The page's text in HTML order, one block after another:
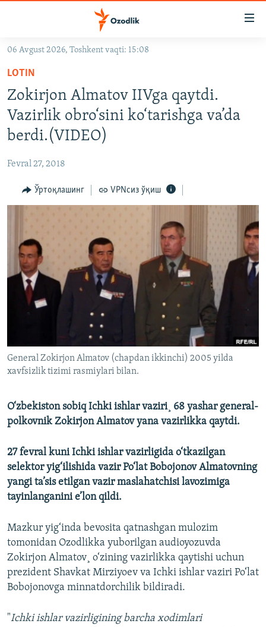
Асосий
навигацияга
ўтинг
Қидиришга
ўтинг
OZODVIDEO
OZODARXIV
На русском
ИЖТИМОИЙ ТАРМОҚЛАР
Озодлик бошқа тилларда
06 Avgust 2026, Toshkent vaqti: 15:08
LOTIN
Zokirjon Almatov IIVga qaytdi.
Vazirlik obro‘sini ko‘tarishga va’da
berdi.(VIDEO)
Fevral 27, 2018
Ўртоқлашинг VPNсиз ўқиш
General Zokirjon Almatov (chapdan ikkinchi) 2005 yilda
xavfsizlik tizimi rasmiylari bilan.
O‘zbekiston sobiq Ichki ishlar vaziri¸ 68 yashar general-
polkovnik Zokirjon Almatov yana vazirlikka qaytdi.
27 fevral kuni Ichki ishlar vazirligida o‘tkazilgan
selektor yig‘ilishida vazir Po‘lat Bobojonov Almatovning
yangi ta’sis etilgan vazir maslahatchisi lavozimiga
tayinlanganini e’lon qildi.
Mazkur yig‘inda bevosita qatnashgan mulozim
tomonidan Ozodlikka yuborilgan audioyozuvda
Zokirjon Almatov¸ o‘zining vazirlikka qaytishi uchun
prezident Shavkat Mirziyoev va Ichki ishlar vaziri Po‘lat
Bobojonovga minnatdorchilik bildiradi.
"Ichki ishlar vazirligining barcha xodimlari